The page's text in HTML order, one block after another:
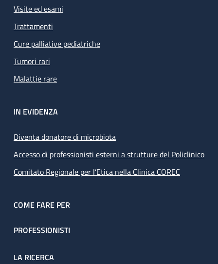
Visite ed esami
Trattamenti
Cure palliative pediatriche
Tumori rari
Malattie rare
IN EVIDENZA
Diventa donatore di microbiota
Accesso di professionisti esterni a strutture del Policlinico
Comitato Regionale per l’Etica nella Clinica COREC
COME FARE PER
PROFESSIONISTI
LA RICERCA